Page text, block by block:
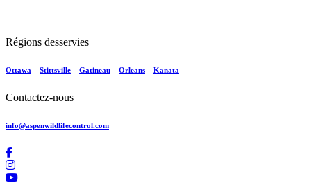
Régions desservies
Ottawa – Stittsville – Gatineau – Orleans – Kanata
Contactez-nous
info@aspenwildlifecontrol.com